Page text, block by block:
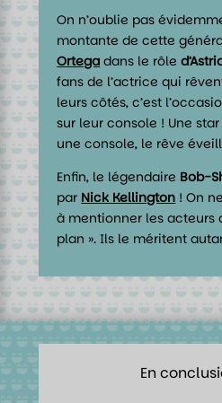
On n’oublie pas
montante de cette
Ortega dans le rôle
fans de l’actrice qui
leurs côtés, c’est
sur leur console ! Une
une console, le rêve
Enfin, le légendaire Bob-
par Nick Kellington ! On
à mentionner les acteurs
plan ». Ils le méritent
En